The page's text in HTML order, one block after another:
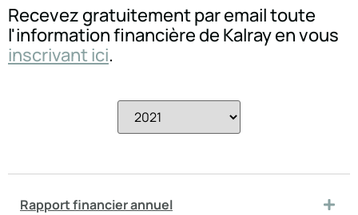
Recevez gratuitement par email toute
l'information financière de Kalray en vous
inscrivant ici.
Rapport financier annuel